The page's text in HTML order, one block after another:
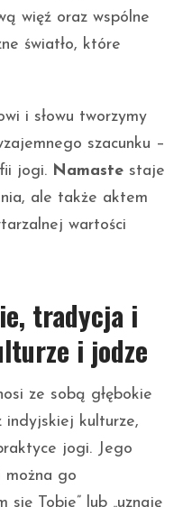
więź oraz wspólne
światło, które
i słowu tworzymy
szacunku –
jogi. Namaste staje
ale także aktem
wartości
tradycja i
i jodze
ze sobą głębokie
indyjskiej kulturze,
jogi. Jego
można go
się Tobie” lub „uznaję